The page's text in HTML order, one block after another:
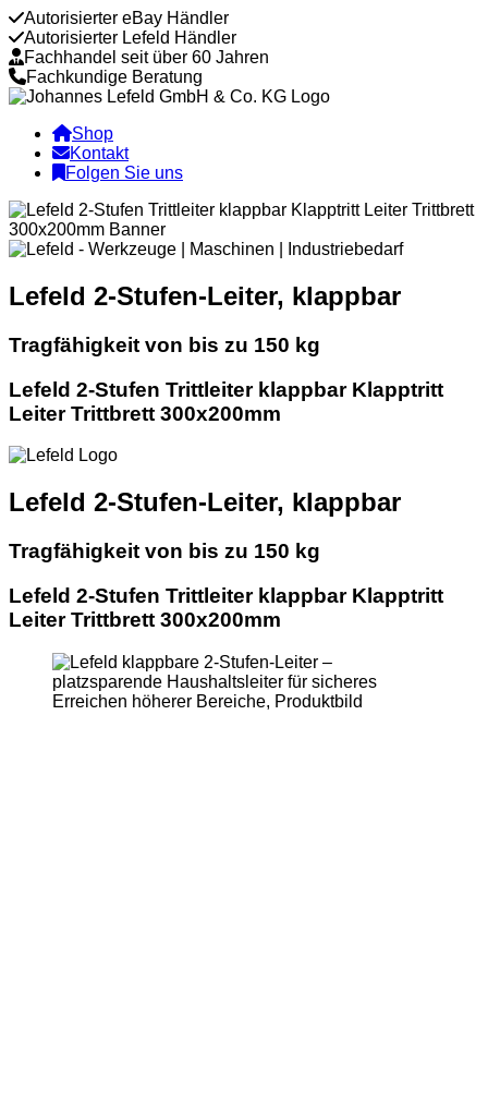
Autorisierter eBay Händler
Autorisierter Lefeld Händler
Fachhandel seit über 60 Jahren
Fachkundige Beratung
Shop
Kontakt
Folgen Sie uns
Lefeld 2-Stufen-Leiter, klappbar
Tragfähigkeit von bis zu 150 kg
Lefeld 2-Stufen Trittleiter klappbar Klapptritt
Leiter Trittbrett 300x200mm
Lefeld 2-Stufen-Leiter, klappbar
Tragfähigkeit von bis zu 150 kg
Lefeld 2-Stufen Trittleiter klappbar Klapptritt
Leiter Trittbrett 300x200mm